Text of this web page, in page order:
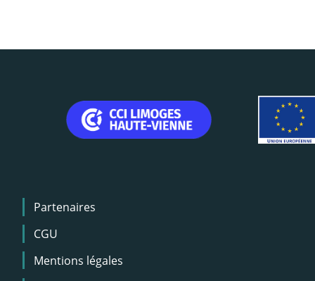
Menu
Pied
de
page
Partenaires
CGU
Mentions légales